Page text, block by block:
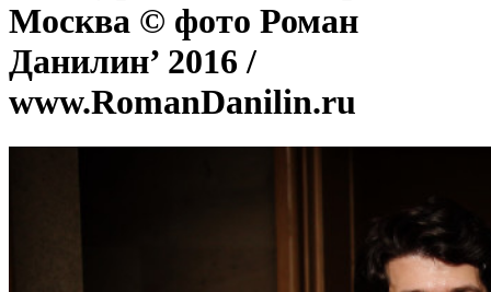
Москва © фото Роман
Данилин’ 2016 /
www.RomanDanilin.ru